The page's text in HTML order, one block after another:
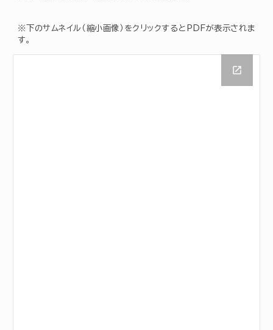
※下のサムネイル（縮小画像）をクリックするとPDFが表示されま
す。